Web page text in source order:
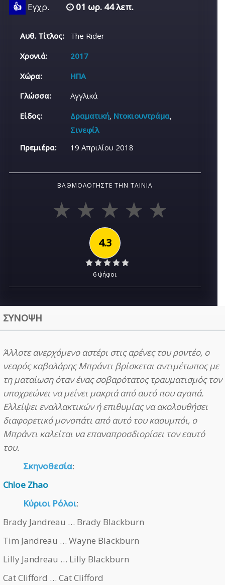
👍 Εγχρ. 01 ωρ. 44 λεπ.
Αυθ. Τίτλος:
The Rider
Χρονιά:
2017
Χώρα:
ΗΠΑ
Γλώσσα:
Αγγλικά
Είδος:
Δραματική, Ντοκιουντράμα,
Σινεφίλ
Πρεμιέρα:
19 Απριλίου 2018
ΒΑΘΜΟΛΟΓΉΣΤΕ ΤΗΝ ΤΑΙΝΊΑ
4.3
6 ψήφοι
ΣΥΝΟΨΗ
Άλλοτε ανερχόμενο αστέρι στις αρένες του ροντέο, ο
νεαρός καβαλάρης Μπράντι βρίσκεται αντιμέτωπος με
τη ματαίωση όταν ένας σοβαρότατος τραυματισμός τον
υποχρεώνει να μείνει μακριά από αυτό που αγαπά.
Ελλείψει εναλλακτικών ή επιθυμίας να ακολουθήσει
διαφορετικό μονοπάτι από αυτό του καουμπόι, ο
Μπράντι καλείται να επαναπροσδιορίσει τον εαυτό
του.
Σκηνοθεσία:
Chloe Zhao
Κύριοι Ρόλοι:
Brady Jandreau … Brady Blackburn
Tim Jandreau … Wayne Blackburn
Lilly Jandreau … Lilly Blackburn
Cat Clifford … Cat Clifford